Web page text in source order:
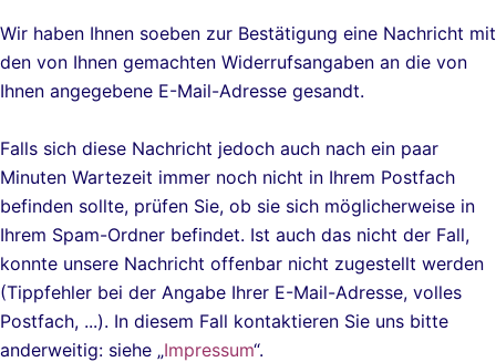
Wir haben Ihnen soeben zur Bestätigung eine Nachricht mit
den von Ihnen gemachten Widerrufsangaben an die von
Ihnen angegebene E-Mail-Adresse gesandt.
Falls sich diese Nachricht jedoch auch nach ein paar
Minuten Wartezeit immer noch nicht in Ihrem Postfach
befinden sollte, prüfen Sie, ob sie sich möglicherweise in
Ihrem Spam-Ordner befindet. Ist auch das nicht der Fall,
konnte unsere Nachricht offenbar nicht zugestellt werden
(Tippfehler bei der Angabe Ihrer E-Mail-Adresse, volles
Postfach, ...). In diesem Fall kontaktieren Sie uns bitte
anderweitig: siehe „Impressum“.